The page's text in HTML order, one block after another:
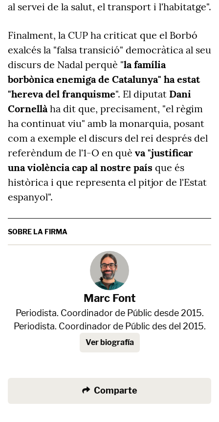
al servei de la salut, el transport i l'habitatge".
Finalment, la CUP ha criticat que el Borbó
exalcés la "falsa transició" democràtica al seu
discurs de Nadal perquè "la família
borbònica enemiga de Catalunya" ha estat
"hereva del franquisme". El diputat Dani
Cornellàha dit que, precisament, "el règim
ha continuat viu" amb la monarquia, posant
com a exemple el discurs del rei després del
referèndum de l'1-O en què va "justificar
una violència cap al nostre país que és
històrica i que representa el pitjor de l'Estat
espanyol".
SOBRE LA FIRMA
Marc Font
Periodista. Coordinador de Públic desde 2015.
Periodista. Coordinador de Públic des del 2015.
Ver biografía
Comparte